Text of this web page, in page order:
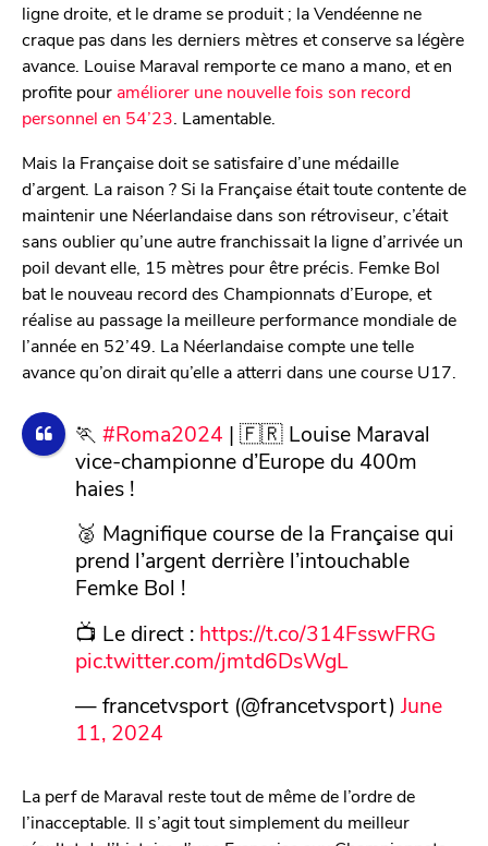
ligne droite, et le drame se produit ; la Vendéenne ne
craque pas dans les derniers mètres et conserve sa légère
avance. Louise Maraval remporte ce mano a mano, et en
profite pour améliorer une nouvelle fois son record
personnel en 54’23. Lamentable.
Mais la Française doit se satisfaire d’une médaille
d’argent. La raison ? Si la Française était toute contente de
maintenir une Néerlandaise dans son rétroviseur, c’était
sans oublier qu’une autre franchissait la ligne d’arrivée un
poil devant elle, 15 mètres pour être précis. Femke Bol
bat le nouveau record des Championnats d’Europe, et
réalise au passage la meilleure performance mondiale de
l’année en 52’49. La Néerlandaise compte une telle
avance qu’on dirait qu’elle a atterri dans une course U17.
🏃 #Roma2024 | 🇫🇷 Louise Maraval
vice-championne d’Europe du 400m
haies !
🥈 Magnifique course de la Française qui
prend l’argent derrière l’intouchable
Femke Bol !
📺 Le direct : https://t.co/314FsswFRG
pic.twitter.com/jmtd6DsWgL
— francetvsport (@francetvsport) June
11, 2024
La perf de Maraval reste tout de même de l’ordre de
l’inacceptable. Il s’agit tout simplement du meilleur